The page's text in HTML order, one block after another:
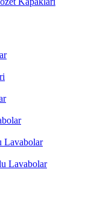
Lavabolar
Lavabolar